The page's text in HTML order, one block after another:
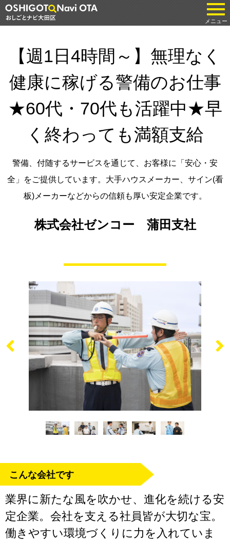
メニュー
【週1日4時間～】無理なく
健康に稼げる警備のお仕事
★60代・70代も活躍中★早
く終わっても満額支給
警備、付随するサービスを通じて、お客様に「安心・安
全」をご提供しています。大手ハウスメーカー、サイン(看
板)メーカーなどからの信頼も厚い安定企業です。
株式会社ゼンコー 蒲田支社
こんな会社です
業界に新たな風を吹かせ、進化を続ける安
定企業。会社を支える社員皆が大切な宝。
働きやすい環境づくりに力を入れていま